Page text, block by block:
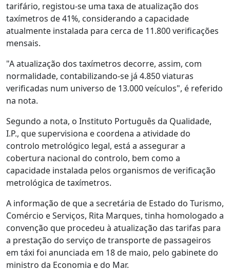
tarifário, registou-se uma taxa de atualização dos
taxímetros de 41%, considerando a capacidade
atualmente instalada para cerca de 11.800 verificações
mensais.
"A atualização dos taxímetros decorre, assim, com
normalidade, contabilizando-se já 4.850 viaturas
verificadas num universo de 13.000 veículos", é referido
na nota.
Segundo a nota, o Instituto Português da Qualidade,
I.P., que supervisiona e coordena a atividade do
controlo metrológico legal, está a assegurar a
cobertura nacional do controlo, bem como a
capacidade instalada pelos organismos de verificação
metrológica de taxímetros.
A informação de que a secretária de Estado do Turismo,
Comércio e Serviços, Rita Marques, tinha homologado a
convenção que procedeu à atualização das tarifas para
a prestação do serviço de transporte de passageiros
em táxi foi anunciada em 18 de maio, pelo gabinete do
ministro da Economia e do Mar.